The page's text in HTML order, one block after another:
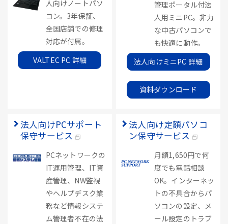
人向けノートパソ
コン。3年保証、
全国店舗での修理
対応が付属。
VALTEC PC 詳細
管理ポータル付法
人用ミニPC。非力
な中古パソコンで
も快適に動作。
法人向けミニPC 詳細
資料ダウンロード
法人向けPCサポート
保守サービス
PCネットワークの
IT運用管理、IT資
産管理、NW監視
やヘルプデスク業
務など情報システ
ム管理者不在の法
法人向け定額パソコ
ン保守サービス
月額1,650円で何
度でも電話相談
OK。インターネッ
トの不具合からパ
ソコンの設定、メ
ール設定のトラブ